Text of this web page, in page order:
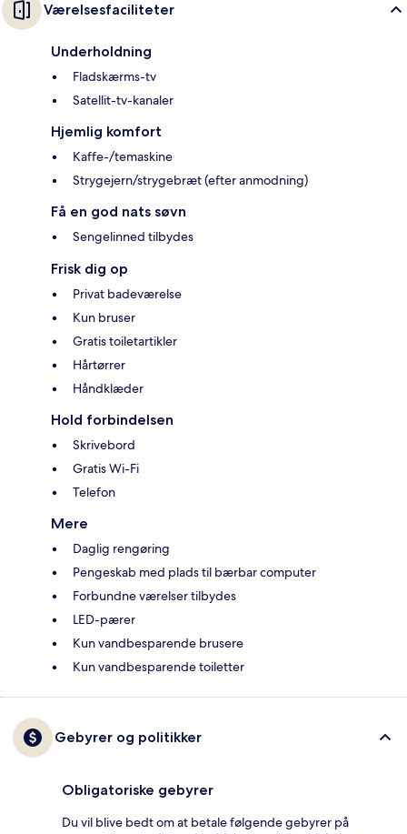
Værelsesfaciliteter
Underholdning
Fladskærms-tv
Satellit-tv-kanaler
Hjemlig komfort
Kaffe-/temaskine
Strygejern/strygebræt (efter anmodning)
Få en god nats søvn
Sengelinned tilbydes
Frisk dig op
Privat badeværelse
Kun bruser
Gratis toiletartikler
Hårtørrer
Håndklæder
Hold forbindelsen
Skrivebord
Gratis Wi-Fi
Telefon
Mere
Daglig rengøring
Pengeskab med plads til bærbar computer
Forbundne værelser tilbydes
LED-pærer
Kun vandbesparende brusere
Kun vandbesparende toiletter
Gebyrer og politikker
Obligatoriske gebyrer
Du vil blive bedt om at betale følgende gebyrer på